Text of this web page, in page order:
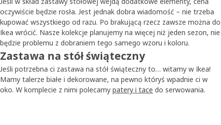
oczywiście będzie rosła. Jest jednak dobra wiadomość – nie trzeba
kupować wszystkiego od razu. Po brakującą rzecz zawsze można do
Ikea wrócić. Nasze kolekcje planujemy na więcej niż jeden sezon, nie
będzie problemu z dobraniem tego samego wzoru i koloru.
Zastawa na stół świąteczny
Jeśli potrzebna ci zastawa na stół świąteczny to… witamy w Ikea!
Mamy talerze białe i dekorowane, na pewno któryś wpadnie ci w
oko. W komplecie z nimi polecamy patery i tace do serwowania.